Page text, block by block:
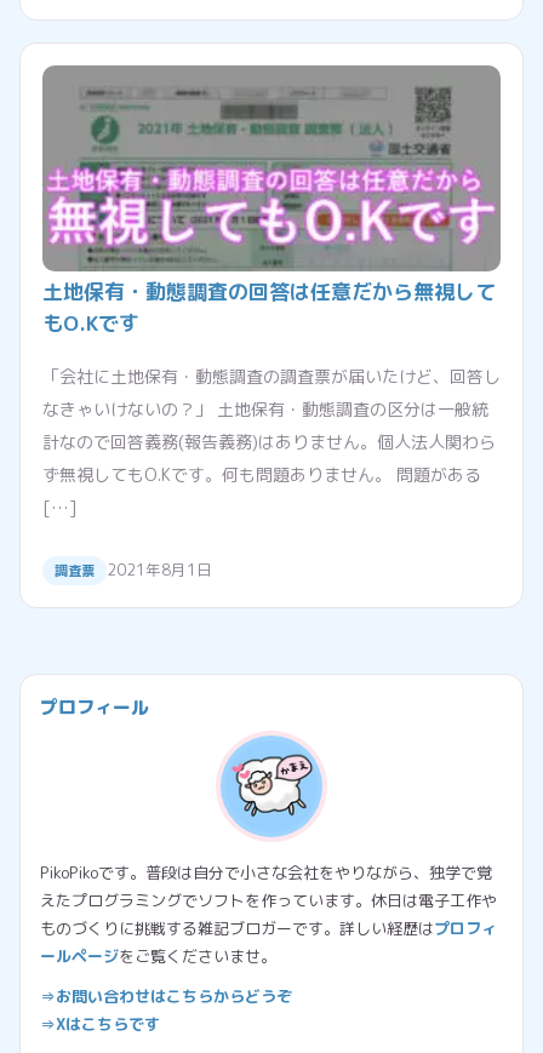
土地保有・動態調査の回答は任意だから無視して
もO.Kです
「会社に土地保有・動態調査の調査票が届いたけど、回答し
なきゃいけないの？」 土地保有・動態調査の区分は一般統
計なので回答義務(報告義務)はありません。個人法人関わら
ず無視してもO.Kです。何も問題ありません。 問題がある
[…]
調査票 2021年8月1日
プロフィール
PikoPikoです。普段は自分で小さな会社をやりながら、独学で覚
えたプログラミングでソフトを作っています。休日は電子工作や
ものづくりに挑戦する雑記ブロガーです。詳しい経歴はプロフィ
ールページをご覧くださいませ。
⇒お問い合わせはこちらからどうぞ
⇒Xはこちらです